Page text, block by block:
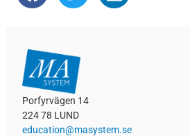
Porfyrvägen 14
224 78 LUND
education@masystem.se